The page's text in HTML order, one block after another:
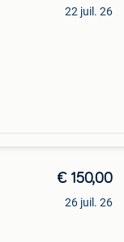
22 juil. 26
€ 150,00
26 juil. 26